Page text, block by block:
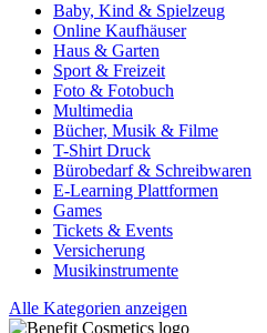
Baby, Kind & Spielzeug
Online Kaufhäuser
Haus & Garten
Sport & Freizeit
Foto & Fotobuch
Multimedia
Bücher, Musik & Filme
T-Shirt Druck
Bürobedarf & Schreibwaren
E-Learning Plattformen
Games
Tickets & Events
Versicherung
Musikinstrumente
Alle Kategorien anzeigen